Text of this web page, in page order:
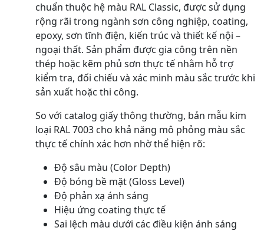
chuẩn thuộc hệ màu RAL Classic, được sử dụng
rộng rãi trong ngành sơn công nghiệp, coating,
epoxy, sơn tĩnh điện, kiến trúc và thiết kế nội –
ngoại thất. Sản phẩm được gia công trên nền
thép hoặc kẽm phủ sơn thực tế nhằm hỗ trợ
kiểm tra, đối chiếu và xác minh màu sắc trước khi
sản xuất hoặc thi công.
So với catalog giấy thông thường, bản mẫu kim
loại RAL 7003 cho khả năng mô phỏng màu sắc
thực tế chính xác hơn nhờ thể hiện rõ:
Độ sâu màu (Color Depth)
Độ bóng bề mặt (Gloss Level)
Độ phản xạ ánh sáng
Hiệu ứng coating thực tế
Sai lệch màu dưới các điều kiện ánh sáng